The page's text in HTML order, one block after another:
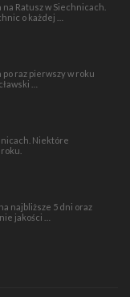
Ratusz w Siechnicach.
o każdej …
raz pierwszy w roku
…
Niektóre
najbliższe 5 dni oraz
jakości …